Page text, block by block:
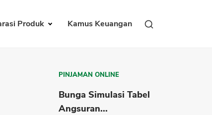
Produk Kamus Keuangan
PINJAMAN ONLINE
Bunga Simulasi Tabel
Angsuran...